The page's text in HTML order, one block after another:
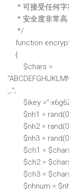
* 可接受任何字
* 安全度非常高
*/
function
{
$chars =
_.";
$ikey ="-
$nh1 =
$nh2 =
$nh3 =
$ch1 =
$ch2 =
$ch3 =
$nhnum =